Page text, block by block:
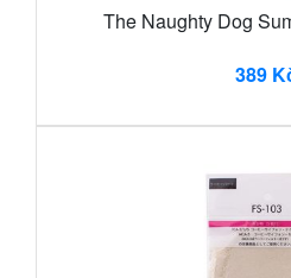
The Naughty Dog
389